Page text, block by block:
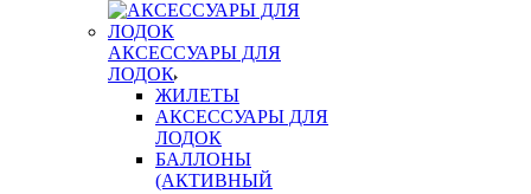
АКСЕССУАРЫ ДЛЯ
ЛОДОК
ЖИЛЕТЫ
АКСЕССУАРЫ ДЛЯ
ЛОДОК
БАЛЛОНЫ
(АКТИВНЫЙ